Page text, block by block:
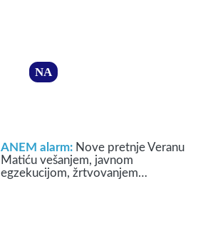
NA
ANEM alarm: Nove pretnje Veranu
Matiću vešanjem, javnom
egzekucijom, žrtvovanjem…